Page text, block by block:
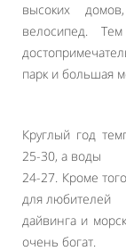
высоких
велосипед.
парк и большая
Круглый год
25-30, а воды
24-27. Кроме
для любителей
дайвинга и
очень богат.